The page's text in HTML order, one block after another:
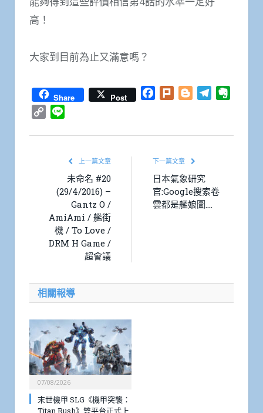
高！
大家到目前為止又滿意嗎？
Share Post Facebook
Plurk BloggerTelegram
Copy
上一篇文章
未命名 #20
(29/4/2016) –
Gantz O /
AmiAmi / 艦街
機 / To Love /
DRM H Game /
超會議
下一篇文章
日本氣象研究
官:Google搜索卷
雲都是艦娘圖….
相關報導
07/08/2026
末世機甲 SLG《機甲突襲：
Titan Rush》雙平台正式上